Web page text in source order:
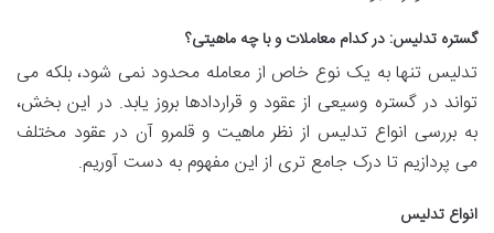
گستره تدلیس: در کدام معاملات و با چه ماهیتی؟
تدلیس تنها به یک نوع خاص از معامله محدود نمی شود، بلکه می
تواند در گستره وسیعی از عقود و قراردادها بروز یابد. در این بخش،
به بررسی انواع تدلیس از نظر ماهیت و قلمرو آن در عقود مختلف
می پردازیم تا درک جامع تری از این مفهوم به دست آوریم.
انواع تدلیس